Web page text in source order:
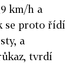
km/h a
se proto řídí
a
tvrdí